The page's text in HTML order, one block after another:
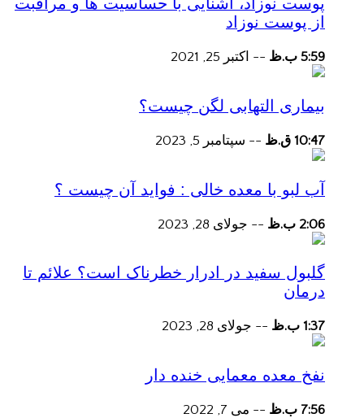
از پوست نوزاد
5:59 ب.ظ -- اکتبر 25, 2021
بیماری التهابی لگن چیست؟
10:47 ق.ظ -- سپتامبر 5, 2023
آب لبو با معده خالی : فواید آن چیست ؟
2:06 ب.ظ -- جولای 28, 2023
گلبول سفید در ادرار خطرناک است؟ علائم تا
درمان
1:37 ب.ظ -- جولای 28, 2023
نفخ معده معمایی خنده دار
7:56 ب.ظ -- می 7, 2022